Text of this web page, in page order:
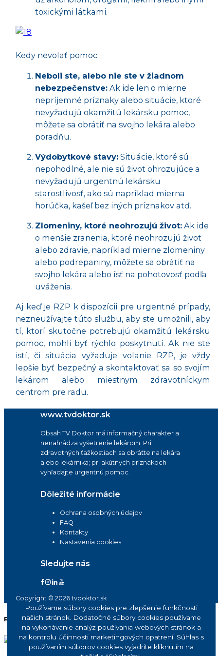
toxickými látkami.
Kedy nevolať pomoc:
Neboli ste, alebo nie ste v žiadnom
nebezpečenstve: Ak ide len o mierne
nepríjemné príznaky alebo situácie, ktoré
nevyžadujú okamžitú lekársku pomoc,
môžete sa obrátiť na svojho lekára alebo
poradňu.
Výdobytkové stavy: Situácie, ktoré sú
nepohodlné, ale nie sú život ohrozujúce a
nevyžadujú urgentnú lekársku
starostlivosť, ako sú napríklad mierna
horúčka, kašeľ bez iných príznakov atď.
Zlomeniny, ktoré neohrozujú život: Ak ide
o menšie zranenia, ktoré neohrozujú život
alebo zdravie, napríklad mierne zlomeniny
alebo podrepaniny, môžete sa obrátiť na
svojho lekára alebo ísť na pohotovosť podľa
uváženia.
Aj keď je RZP k dispozícii pre urgentné prípady,
nezneužívajte túto službu, aby ste umožnili, aby
tí, ktorí skutočne potrebujú okamžitú lekársku
pomoc, mohli byť rýchlo poskytnutí. Ak nie ste
istí, či situácia vyžaduje volanie RZP, je vždy
lepšie byť bezpečný a skontaktovať sa so svojím
lekárom alebo miestnym zdravotníckym
centrom pre radu.
www.tvdoktor.sk
Obsah TV Doktor má informačný charakter a
nenahrádza vyšetrenie lekárom. Pri
zdravotných ťažkostiach sa obráťte na lekára
alebo lekárnika; pri akútnych príznakoch
vyhľadajte urgentnú pomoc.
Dôležité informácie
Ochrana osobných údajov
FAQ
Kontakty
Nastavenia cookies
Sledujte nás
Copyright © 2026 tvdoktor.sk
Reklama
Používame súbory cookies pre zlepšenie funkčnosti
našich stránok. Dodatočné súbory cookies používame
na vykonávanie analýz používania webových stránok a
na kontrolu účinnosti marketingových opatrení. Súhlas s
používaním súborov cookies vyjadríte kliknutím na